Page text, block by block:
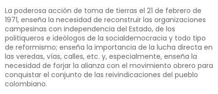
La poderosa acción de toma de tierras el 21 de febrero de
1971, enseña la necesidad de reconstruir las organizaciones
campesinas con independencia del Estado, de los
politiqueros e ideólogos de la socialdemocracia y todo tipo
de reformismo; enseña la importancia de la lucha directa en
las veredas, vías, calles, etc. y, especialmente, enseña la
necesidad de forjar la alianza con el movimiento obrero para
conquistar el conjunto de las reivindicaciones del pueblo
colombiano.